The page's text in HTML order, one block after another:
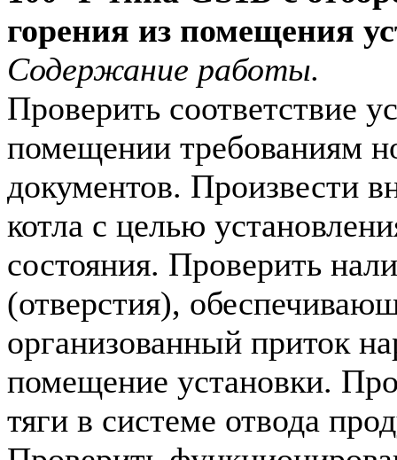
горения из помещения
Содержание работы.
Проверить соответствие
помещении требованиям
документов. Произвести
котла с целью
состояния. Проверить
(отверстия),
организованный приток
помещение установки.
тяги в системе отвода